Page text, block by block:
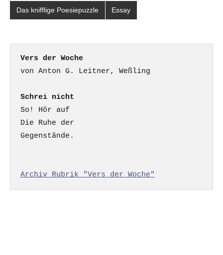
Das knifflige Poesiepuzzle Essay
Vers der Woche
Schrei nicht
So! Hör auf
Die Ruhe der
Gegenstände.
Archiv Rubrik "Vers der Woche"